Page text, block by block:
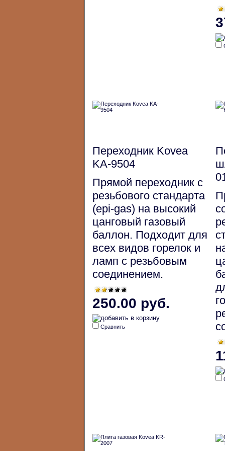
Переходник Kovea
KA-9504
Прямой переходник c
резьбового стандарта
(epi-gas) на высокий
цанговый газовый
баллон. Подходит для
всех видов горелок и
ламп с резьбовым
соединением.
250.00 руб.
Сравнить